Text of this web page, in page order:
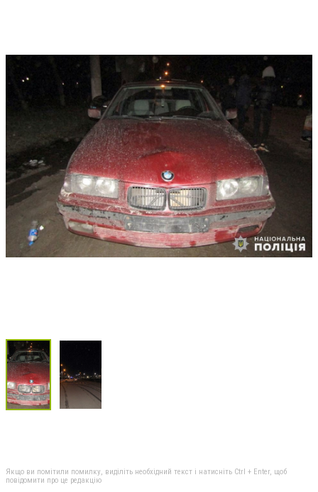
Якщо ви помітили помилку, виділіть необхідний текст і натисніть Ctrl + Enter, щоб
повідомити про це редакцію